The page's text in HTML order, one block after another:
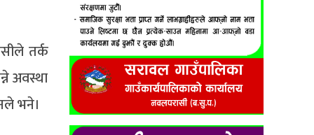
तर्क
अवस्था
भने।